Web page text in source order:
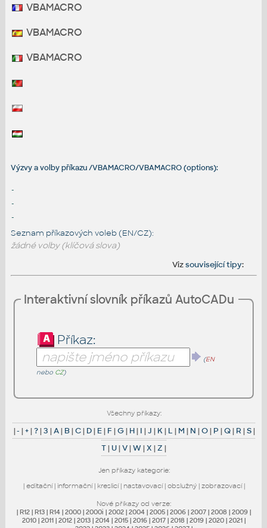
VBAMACRO
VBAMACRO
VBAMACRO
Výzvy a volby příkazu /VBAMACRO/VBAMACRO (options):
-
-
-
Seznam příkazových voleb (EN/CZ):
žádné volby (klíčová slova)
Vizsouvisející tipy:
Interaktivní slovník příkazů AutoCADu
Příkaz:
(EN
nebo CZ)
Všechny příkazy:
|- |+|?|3 |A| B|C| D| E| F |G| H| I |J | K| L | M | N |O| P |Q| R |S|
T| U|V|W|X |Z |
Jen příkazy kategorie:
| editační| informační| kreslicí| nastavovací| obslužný| zobrazovací|
Nové příkazy od verze:
| R12 | R13 | R14 | 2000 | 2000i | 2002 | 2004 | 2005 | 2006 | 2007 | 2008 | 2009 |
2010 | 2011 | 2012 | 2013 | 2014 | 2015 | 2016 | 2017 | 2018 | 2019 | 2020 | 2021 |